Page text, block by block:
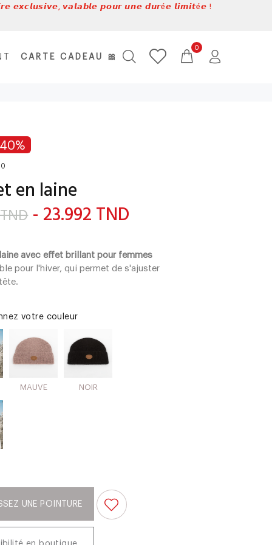
𝙚𝙭𝙘𝙡𝙪𝙨𝙞𝙫𝙚, 𝙫𝙖𝙡𝙖𝙗𝙡𝙚 𝙥𝙤𝙪𝙧 𝙪𝙣𝙚 𝙙𝙪𝙧é𝙚 𝙡𝙞𝙢𝙞𝙩é𝙚 !
CARTE CADEAU 🎀
0
en laine
- 23.992 TND
avec effet brillant pour femmes
pour l'hiver, qui permet de s'ajuster
votre couleur
MAUVE NOIR
UNE POINTURE